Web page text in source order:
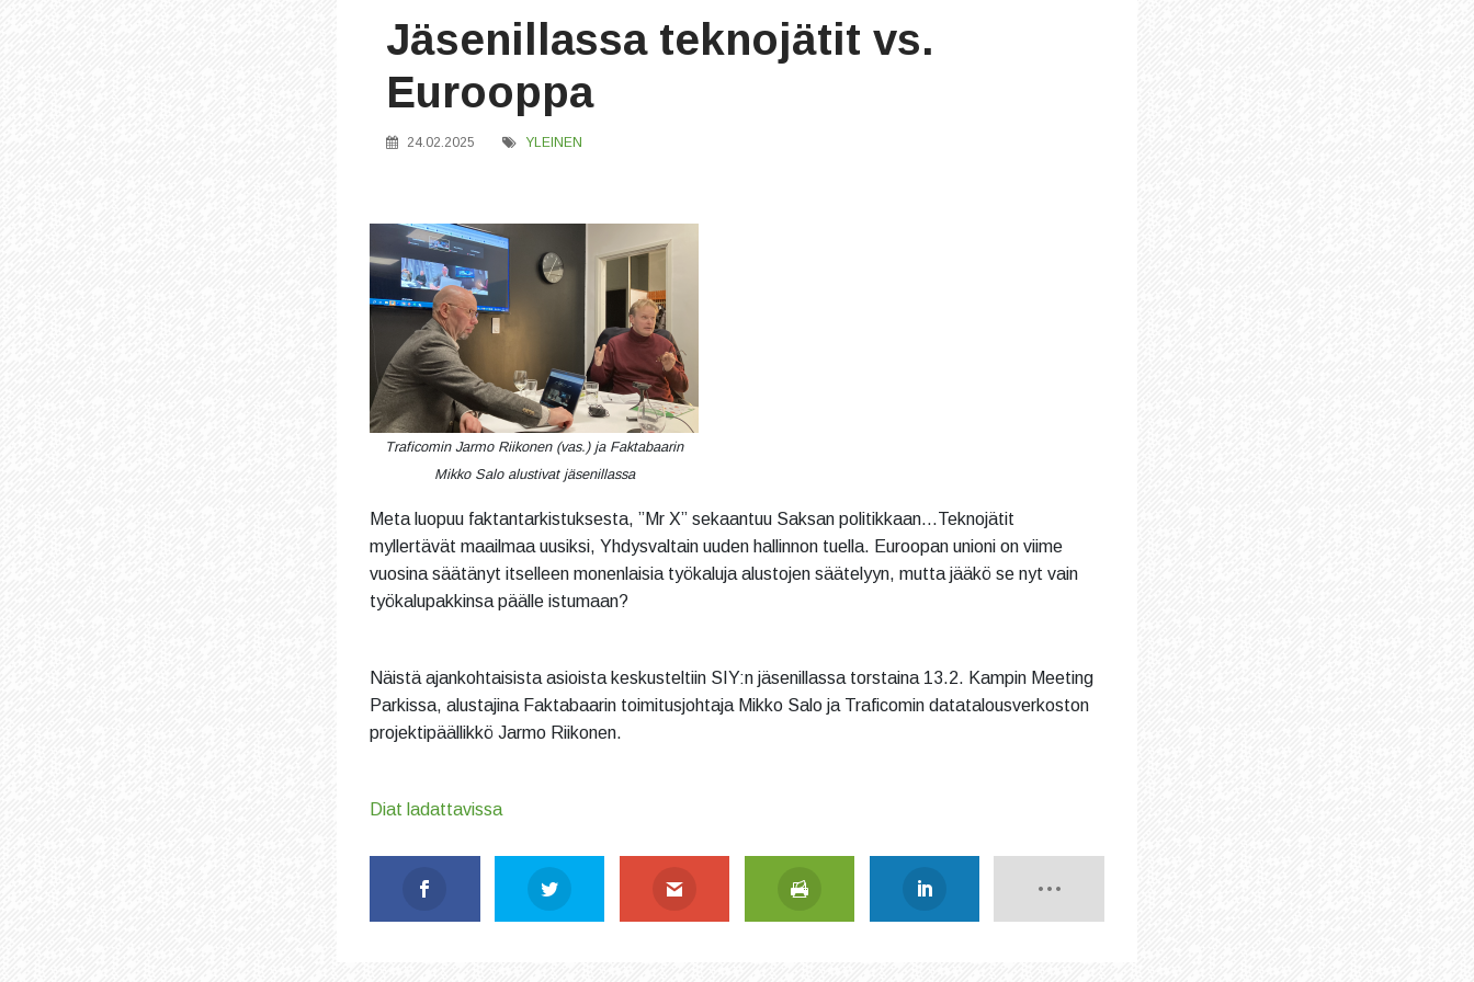
Jäsenillassa teknojätit vs.
Eurooppa
24.02.2025 YLEINEN
Traficomin Jarmo Riikonen (vas.) ja Faktabaarin
Mikko Salo alustivat jäsenillassa
Meta luopuu faktantarkistuksesta, ”Mr X” sekaantuu Saksan politikkaan…Teknojätit
myllertävät maailmaa uusiksi, Yhdysvaltain uuden hallinnon tuella. Euroopan unioni on viime
vuosina säätänyt itselleen monenlaisia työkaluja alustojen säätelyyn, mutta jääkö se nyt vain
työkalupakkinsa päälle istumaan?
Näistä ajankohtaisista asioista keskusteltiin SIY:n jäsenillassa torstaina 13.2. Kampin Meeting
Parkissa, alustajina Faktabaarin toimitusjohtaja Mikko Salo ja Traficomin datatalousverkoston
projektipäällikkö Jarmo Riikonen.
Diat ladattavissa